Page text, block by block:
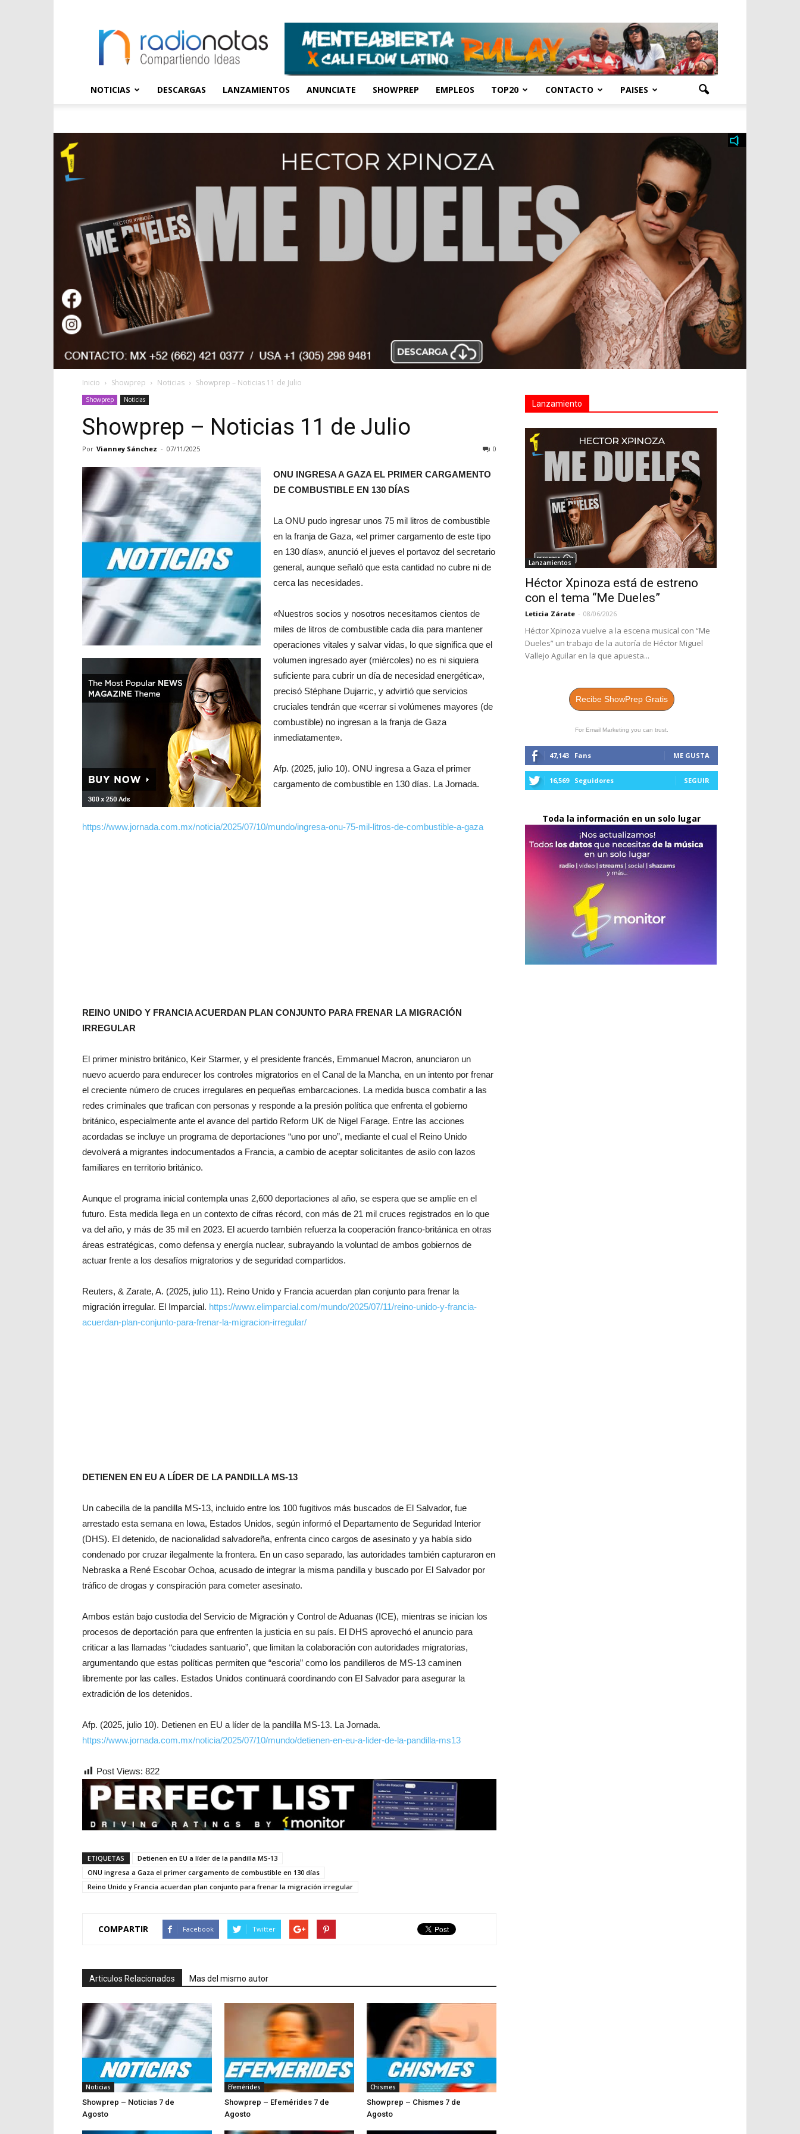
NOTICIAS DESCARGAS LANZAMIENTOS ANUNCIATE SHOWPREP EMPLEOS TOP20 CONTACTO PAISES
Inicio Showprep Noticias Showprep – Noticias 11 de Julio
Showprep Noticias
Showprep – Noticias 11 de Julio
Por Vianney Sánchez - 07/11/2025 0
ONU INGRESA A GAZA EL PRIMER CARGAMENTO
DE COMBUSTIBLE EN 130 DÍAS
La ONU pudo ingresar unos 75 mil litros de combustible
en la franja de Gaza, «el primer cargamento de este tipo
en 130 días», anunció el jueves el portavoz del secretario
general, aunque señaló que esta cantidad no cubre ni de
cerca las necesidades.
«Nuestros socios y nosotros necesitamos cientos de
miles de litros de combustible cada día para mantener
operaciones vitales y salvar vidas, lo que significa que el
volumen ingresado ayer (miércoles) no es ni siquiera
suficiente para cubrir un día de necesidad energética»,
precisó Stéphane Dujarric, y advirtió que servicios
cruciales tendrán que «cerrar si volúmenes mayores (de
combustible) no ingresan a la franja de Gaza
inmediatamente».
Afp. (2025, julio 10). ONU ingresa a Gaza el primer
cargamento de combustible en 130 días. La Jornada.
https://www.jornada.com.mx/noticia/2025/07/10/mundo/ingresa-onu-75-mil-litros-de-combustible-a-gaza
REINO UNIDO Y FRANCIA ACUERDAN PLAN CONJUNTO PARA FRENAR LA MIGRACIÓN
IRREGULAR
El primer ministro británico, Keir Starmer, y el presidente francés, Emmanuel Macron, anunciaron un
nuevo acuerdo para endurecer los controles migratorios en el Canal de la Mancha, en un intento por frenar
el creciente número de cruces irregulares en pequeñas embarcaciones. La medida busca combatir a las
redes criminales que trafican con personas y responde a la presión política que enfrenta el gobierno
británico, especialmente ante el avance del partido Reform UK de Nigel Farage. Entre las acciones
acordadas se incluye un programa de deportaciones “uno por uno”, mediante el cual el Reino Unido
devolverá a migrantes indocumentados a Francia, a cambio de aceptar solicitantes de asilo con lazos
familiares en territorio británico.
Aunque el programa inicial contempla unas 2,600 deportaciones al año, se espera que se amplíe en el
futuro. Esta medida llega en un contexto de cifras récord, con más de 21 mil cruces registrados en lo que
va del año, y más de 35 mil en 2023. El acuerdo también refuerza la cooperación franco-británica en otras
áreas estratégicas, como defensa y energía nuclear, subrayando la voluntad de ambos gobiernos de
actuar frente a los desafíos migratorios y de seguridad compartidos.
Reuters, & Zarate, A. (2025, julio 11). Reino Unido y Francia acuerdan plan conjunto para frenar la
migración irregular. El Imparcial. https://www.elimparcial.com/mundo/2025/07/11/reino-unido-y-francia-
acuerdan-plan-conjunto-para-frenar-la-migracion-irregular/
DETIENEN EN EU A LÍDER DE LA PANDILLA MS-13
Un cabecilla de la pandilla MS-13, incluido entre los 100 fugitivos más buscados de El Salvador, fue
arrestado esta semana en Iowa, Estados Unidos, según informó el Departamento de Seguridad Interior
(DHS). El detenido, de nacionalidad salvadoreña, enfrenta cinco cargos de asesinato y ya había sido
condenado por cruzar ilegalmente la frontera. En un caso separado, las autoridades también capturaron en
Nebraska a René Escobar Ochoa, acusado de integrar la misma pandilla y buscado por El Salvador por
tráfico de drogas y conspiración para cometer asesinato.
Ambos están bajo custodia del Servicio de Migración y Control de Aduanas (ICE), mientras se inician los
procesos de deportación para que enfrenten la justicia en su país. El DHS aprovechó el anuncio para
criticar a las llamadas “ciudades santuario”, que limitan la colaboración con autoridades migratorias,
argumentando que estas políticas permiten que “escoria” como los pandilleros de MS-13 caminen
libremente por las calles. Estados Unidos continuará coordinando con El Salvador para asegurar la
extradición de los detenidos.
Afp. (2025, julio 10). Detienen en EU a líder de la pandilla MS-13. La Jornada.
https://www.jornada.com.mx/noticia/2025/07/10/mundo/detienen-en-eu-a-lider-de-la-pandilla-ms13
Post Views: 822
ETIQUETAS
Detienen en EU a líder de la pandilla MS-13
ONU ingresa a Gaza el primer cargamento de combustible en 130 días
Reino Unido y Francia acuerdan plan conjunto para frenar la migración irregular
COMPARTIR Facebook Twitter
Articulos Relacionados Mas del mismo autor
Noticias
Showprep – Noticias 7 de
Agosto
Efemérides
Showprep – Efemérides 7 de
Agosto
Chismes
Showprep – Chismes 7 de
Agosto
Lanzamiento
Lanzamientos
Héctor Xpinoza está de estreno
con el tema “Me Dueles”
Leticia Zárate - 08/06/2026
Héctor Xpinoza vuelve a la escena musical con “Me
Dueles” un trabajo de la autoría de Héctor Miguel
Vallejo Aguilar en la que apuesta...
Recibe ShowPrep Gratis
For Email Marketing you can trust.
47,143 Fans ME GUSTA
16,569 Seguidores SEGUIR
Toda la información en un solo lugar